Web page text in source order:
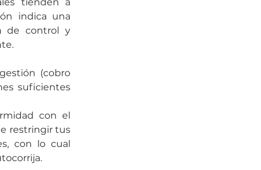
indica una
de control y
(cobro
suficientes
con el
restringir tus
con lo cual